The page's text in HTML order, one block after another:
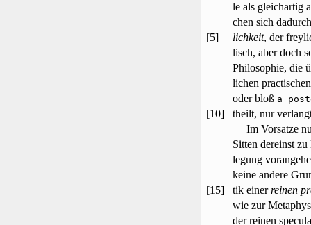
le als gleichartig
chen sich
[5]
lichkeit, der
lisch, aber doch
Philosophie, die
lichen
oder bloß a
[10]
theilt, nur
Im Vorsatze
Sitten dereinst
legung
keine andere
[15]
tik einerreinen
wie zur
der reinen